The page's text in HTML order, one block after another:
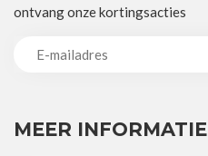
MEER INFORMATIE
ontvang onze kortingsacties